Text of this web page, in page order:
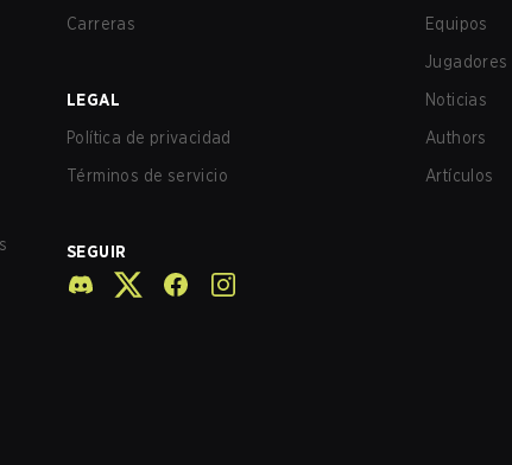
Carreras
LEGAL
Política de privacidad
Términos de servicio
SEGUIR
Equipos
Jugadores
Noticias
Authors
Artículos